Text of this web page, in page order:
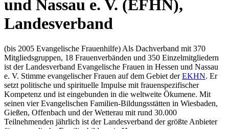
und Nassau e. V. (EFHN),
Landesverband
(bis 2005 Evangelische Frauenhilfe) Als Dachverband mit 370
Mitgliedsgruppen, 18 Frauenverbänden und 350 Einzelmitgliedern
ist der Landesverband Evangelische Frauen in Hessen und Nassau
e. V. Stimme evangelischer Frauen auf dem Gebiet derEKHN. Er
setzt politische und spirituelle Impulse mit frauenspezifischer
Kompetenz und ist eingebunden in die weltweite Ökumene. Mit
seinen vier Evangelischen Familien-Bildungsstätten in Wiesbaden,
Gießen, Offenbach und der Wetterau mit rund 30.000
Teilnehmenden jährlich ist der Landesverband der größte Anbieter